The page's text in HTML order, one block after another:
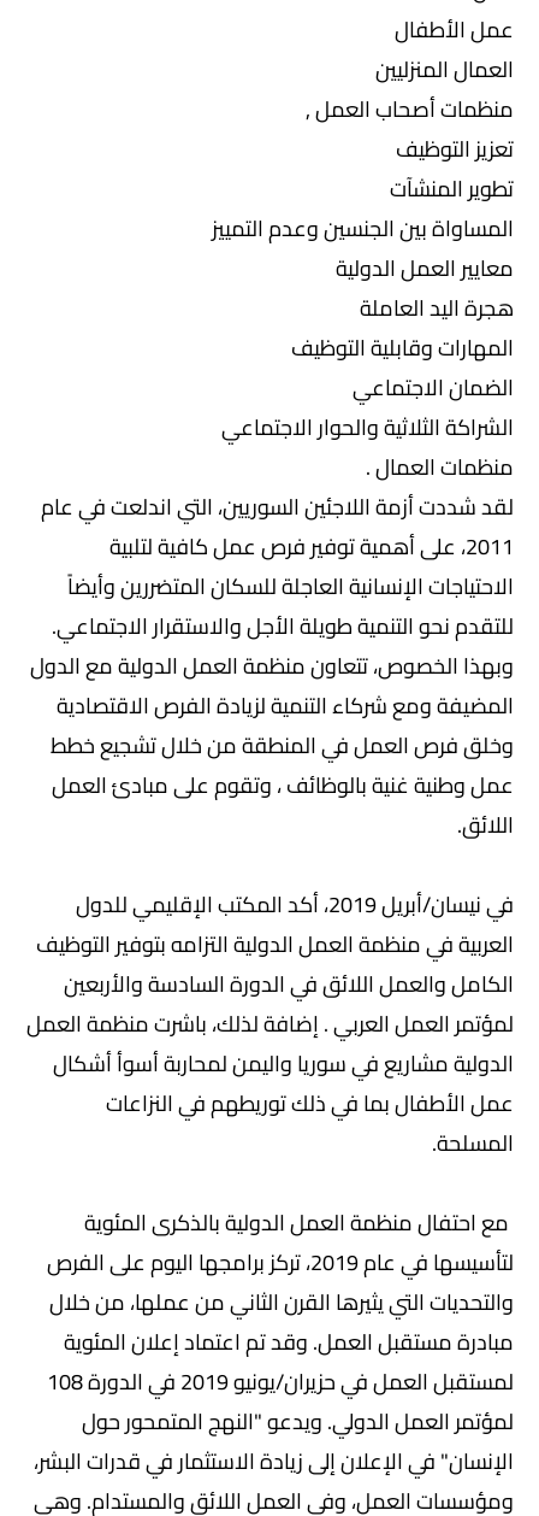
عمل الأطفال
العمال المنزليين
منظمات أصحاب العمل ,
تعزيز التوظيف
تطوير المنشآت
المساواة بين الجنسين وعدم التمييز
معايير العمل الدولية
هجرة اليد العاملة
المهارات وقابلية التوظيف
الضمان الاجتماعي
الشراكة الثلاثية والحوار الاجتماعي
منظمات العمال .
لقد شددت أزمة اللاجئين السوريين، التي اندلعت في عام
2011، على أهمية توفير فرص عمل كافية لتلبية
الاحتياجات الإنسانية العاجلة للسكان المتضررين وأيضاً
للتقدم نحو التنمية طويلة الأجل والاستقرار الاجتماعي.
وبهذا الخصوص، تتعاون منظمة العمل الدولية مع الدول
المضيفة ومع شركاء التنمية لزيادة الفرص الاقتصادية
وخلق فرص العمل في المنطقة من خلال تشجيع خطط
عمل وطنية غنية بالوظائف ، وتقوم على مبادئ العمل
اللائق.
في نيسان/أبريل 2019، أكد المكتب الإقليمي للدول
العربية في منظمة العمل الدولية التزامه بتوفير التوظيف
الكامل والعمل اللائق في الدورة السادسة والأربعين
لمؤتمر العمل العربي . إضافة لذلك، باشرت منظمة العمل
الدولية مشاريع في سوريا واليمن لمحاربة أسوأ أشكال
عمل الأطفال بما في ذلك توريطهم في النزاعات
المسلحة.
مع احتفال منظمة العمل الدولية بالذكرى المئوية
لتأسيسها في عام 2019، تركز برامجها اليوم على الفرص
والتحديات التي يثيرها القرن الثاني من عملها، من خلال
مبادرة مستقبل العمل. وقد تم اعتماد إعلان المئوية
لمستقبل العمل في حزيران/يونيو 2019 في الدورة 108
لمؤتمر العمل الدولي. ويدعو "النهج المتمحور حول
الإنسان" في الإعلان إلى زيادة الاستثمار في قدرات البشر،
ومؤسسات العمل، وفي العمل اللائق والمستدام. وهي